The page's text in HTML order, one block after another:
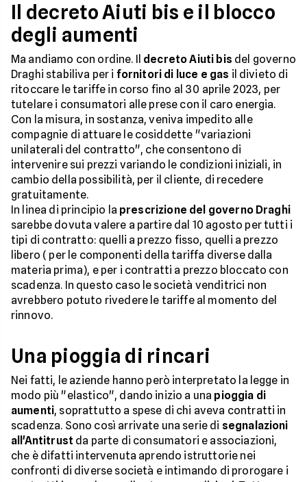
Il decreto Aiuti bis e il blocco
degli aumenti
Ma andiamo con ordine. Il decreto Aiuti bis del governo
Draghi stabiliva per i fornitori di luce e gas il divieto di
ritoccare le tariffe in corso fino al 30 aprile 2023, per
tutelare i consumatori alle prese con il caro energia.
Con la misura, in sostanza, veniva impedito alle
compagnie di attuare le cosiddette "variazioni
unilaterali del contratto", che consentono di
intervenire sui prezzi variando le condizioni iniziali, in
cambio della possibilità, per il cliente, di recedere
gratuitamente.
In linea di principio la prescrizione del governo Draghi
sarebbe dovuta valere a partire dal 10 agosto per tutti i
tipi di contratto: quelli a prezzo fisso, quelli a prezzo
libero ( per le componenti della tariffa diverse dalla
materia prima), e per i contratti a prezzo bloccato con
scadenza. In questo caso le società venditrici non
avrebbero potuto rivedere le tariffe al momento del
rinnovo.
Una pioggia di rincari
Nei fatti, le aziende hanno però interpretato la legge in
modo più "elastico", dando inizio a una pioggia di
aumenti, soprattutto a spese di chi aveva contratti in
scadenza. Sono così arrivate una serie di segnalazioni
all'Antitrust da parte di consumatori e associazioni,
che è difatti intervenuta aprendo istruttorie nei
confronti di diverse società e intimando di prorogare i